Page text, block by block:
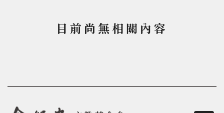
目前尚無相關內容